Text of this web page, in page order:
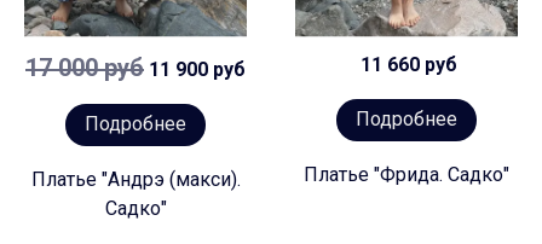
17 000 руб 11 900 руб
Подробнее
Платье "Андрэ (макси).
Садко"
11 660 руб
Подробнее
Платье "Фрида. Садко"